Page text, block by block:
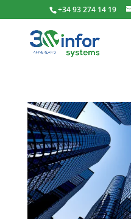
+34 93 274 14 19